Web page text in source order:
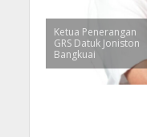
Ketua Penerangan
GRS Datuk Joniston
Bangkuai